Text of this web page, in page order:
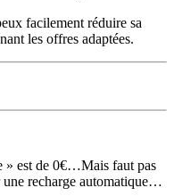
facilement réduire sa
les offres adaptées.
» est de 0€…Mais faut pas
une recharge automatique…